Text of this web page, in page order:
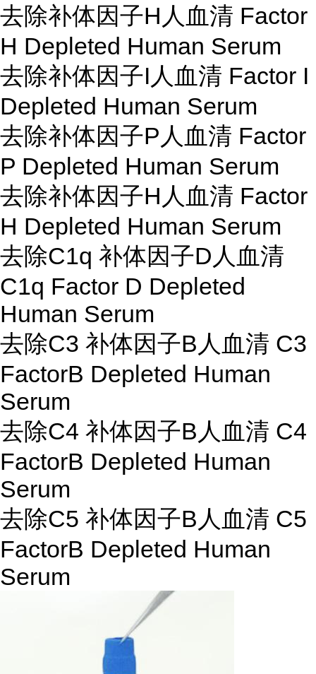
去除补体因子H人血清 Factor
H Depleted Human Serum
去除补体因子I人血清 Factor I
Depleted Human Serum
去除补体因子P人血清 Factor
P Depleted Human Serum
去除补体因子H人血清 Factor
H Depleted Human Serum
去除C1q 补体因子D人血清
C1q Factor D Depleted
Human Serum
去除C3 补体因子B人血清 C3
FactorB Depleted Human
Serum
去除C4 补体因子B人血清 C4
FactorB Depleted Human
Serum
去除C5 补体因子B人血清 C5
FactorB Depleted Human
Serum